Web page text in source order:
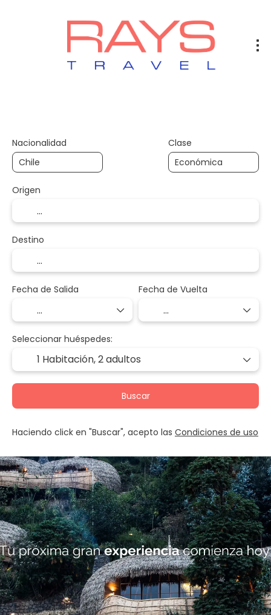
Nacionalidad Clase
Origen
Destino
Fecha de Salida Fecha de Vuelta
Seleccionar huéspedes:
1 Habitación,2 adultos
Buscar
Haciendo click en "Buscar", acepto las Condiciones de uso